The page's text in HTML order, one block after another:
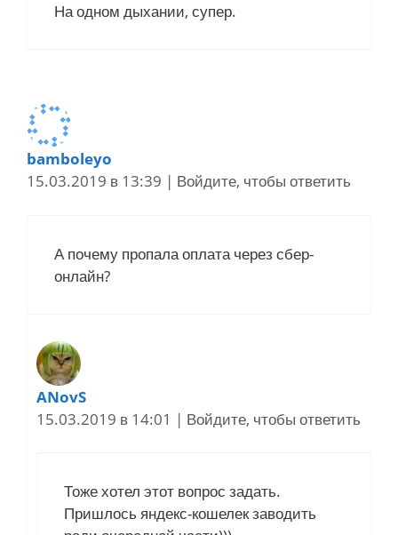
На одном дыхании, супер.
bamboleyo
15.03.2019 в 13:39 | Войдите, чтобы ответить
А почему пропала оплата через сбер-
онлайн?
ANovS
15.03.2019 в 14:01 | Войдите, чтобы ответить
Тоже хотел этот вопрос задать.
Пришлось яндекс-кошелек заводить